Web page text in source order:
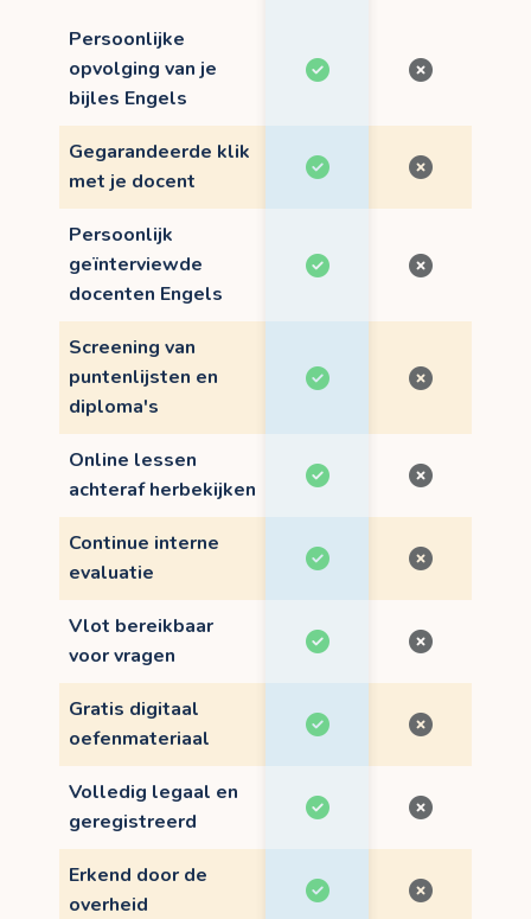
Persoonlijke
opvolging van je
bijles Engels
Gegarandeerde klik
met je docent
Persoonlijk
geïnterviewde
docenten Engels
Screening van
puntenlijsten en
diploma's
Online lessen
achteraf herbekijken
Continue interne
evaluatie
Vlot bereikbaar
voor vragen
Gratis digitaal
oefenmateriaal
Volledig legaal en
geregistreerd
Erkend door de
overheid